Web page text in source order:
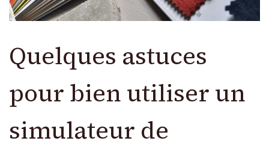
Quelques astuces
pour bien utiliser un
simulateur de